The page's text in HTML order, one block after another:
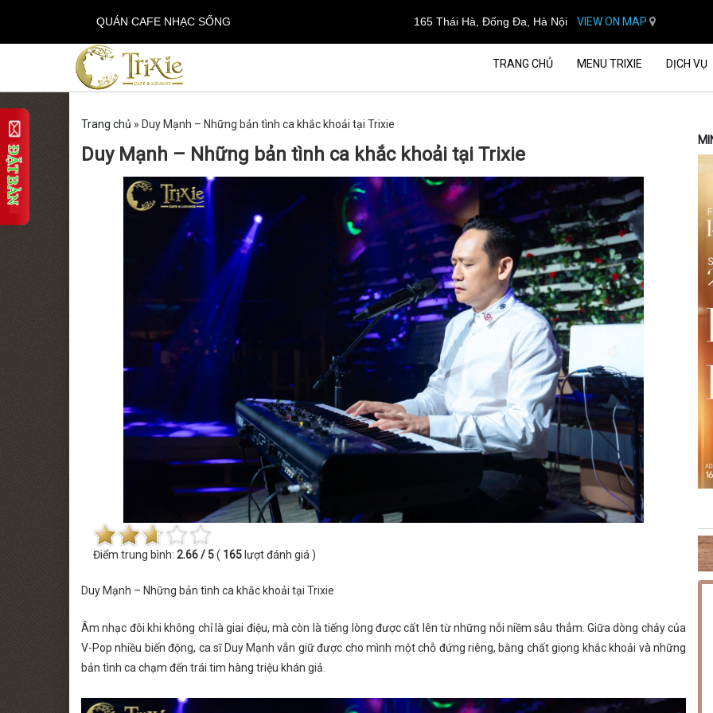
QUÁN CAFE NHẠC SỐNG 165 Thái Hà, Đống Đa, Hà Nội VIEW ON MAP
TRANG CHỦ MENU TRIXIE DỊCH VỤ
Trang chủ » Duy Mạnh – Những bản tình ca khắc khoải tại Trixie
Duy Mạnh – Những bản tình ca khắc khoải tại Trixie
Điểm trung bình: 2.66 / 5( 165 lượt đánh giá )
Duy Mạnh – Những bản tình ca khắc khoải tại Trixie
Âm nhạc đôi khi không chỉ là giai điệu, mà còn là tiếng lòng được cất lên từ những nỗi niềm sâu thẳm. Giữa dòng chảy của
V-Pop nhiều biến động, ca sĩ Duy Mạnh vẫn giữ được cho mình một chỗ đứng riêng, bằng chất giọng khắc khoải và những
bản tình ca chạm đến trái tim hàng triệu khán giả.
THỨ BẢY [22.08.2026] MINISHOW TĂNG PHÚC THỨ SÁU [14.08.2026] MINISHOW HOÀNG HẢI